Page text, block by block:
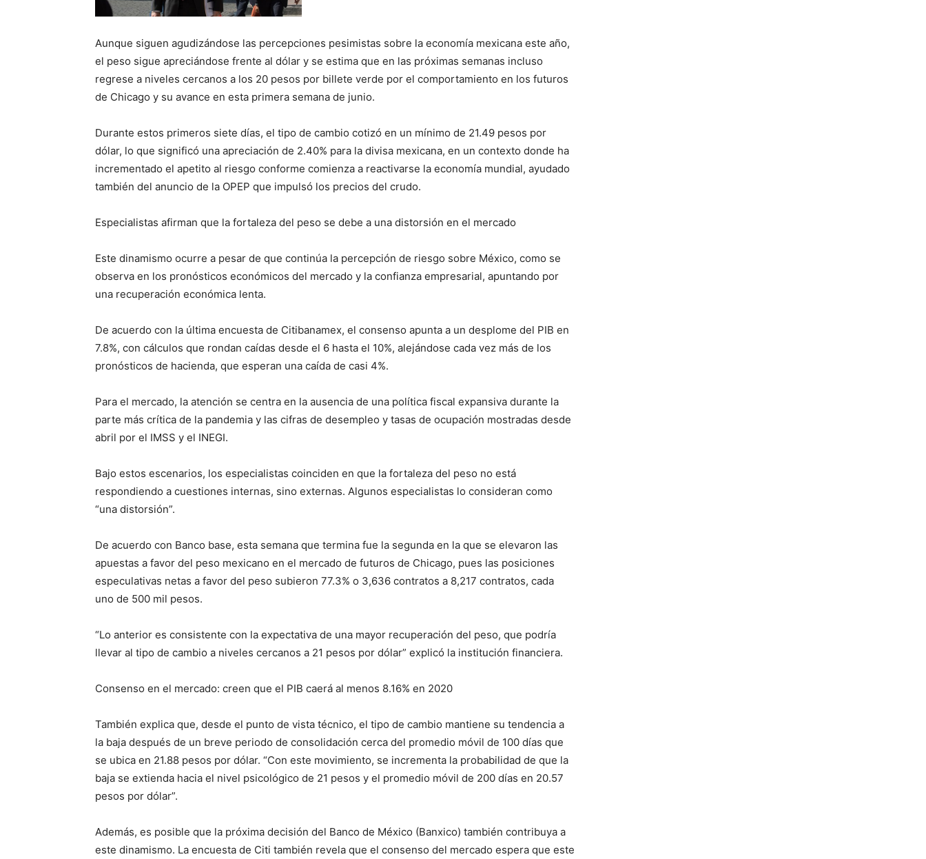
Aunque siguen agudizándose las percepciones pesimistas sobre la economía mexicana este año,
el peso sigue apreciándose frente al dólar y se estima que en las próximas semanas incluso
regrese a niveles cercanos a los 20 pesos por billete verde por el comportamiento en los futuros
de Chicago y su avance en esta primera semana de junio.
Durante estos primeros siete días, el tipo de cambio cotizó en un mínimo de 21.49 pesos por
dólar, lo que significó una apreciación de 2.40% para la divisa mexicana, en un contexto donde ha
incrementado el apetito al riesgo conforme comienza a reactivarse la economía mundial, ayudado
también del anuncio de la OPEP que impulsó los precios del crudo.
Especialistas afirman que la fortaleza del peso se debe a una distorsión en el mercado
Este dinamismo ocurre a pesar de que continúa la percepción de riesgo sobre México, como se
observa en los pronósticos económicos del mercado y la confianza empresarial, apuntando por
una recuperación económica lenta.
De acuerdo con la última encuesta de Citibanamex, el consenso apunta a un desplome del PIB en
7.8%, con cálculos que rondan caídas desde el 6 hasta el 10%, alejándose cada vez más de los
pronósticos de hacienda, que esperan una caída de casi 4%.
Para el mercado, la atención se centra en la ausencia de una política fiscal expansiva durante la
parte más crítica de la pandemia y las cifras de desempleo y tasas de ocupación mostradas desde
abril por el IMSS y el INEGI.
Bajo estos escenarios, los especialistas coinciden en que la fortaleza del peso no está
respondiendo a cuestiones internas, sino externas. Algunos especialistas lo consideran como
“una distorsión”.
De acuerdo con Banco base, esta semana que termina fue la segunda en la que se elevaron las
apuestas a favor del peso mexicano en el mercado de futuros de Chicago, pues las posiciones
especulativas netas a favor del peso subieron 77.3% o 3,636 contratos a 8,217 contratos, cada
uno de 500 mil pesos.
“Lo anterior es consistente con la expectativa de una mayor recuperación del peso, que podría
llevar al tipo de cambio a niveles cercanos a 21 pesos por dólar” explicó la institución financiera.
Consenso en el mercado: creen que el PIB caerá al menos 8.16% en 2020
También explica que, desde el punto de vista técnico, el tipo de cambio mantiene su tendencia a
la baja después de un breve periodo de consolidación cerca del promedio móvil de 100 días que
se ubica en 21.88 pesos por dólar. “Con este movimiento, se incrementa la probabilidad de que la
baja se extienda hacia el nivel psicológico de 21 pesos y el promedio móvil de 200 días en 20.57
pesos por dólar”.
Además, es posible que la próxima decisión del Banco de México (Banxico) también contribuya a
este dinamismo. La encuesta de Citi también revela que el consenso del mercado espera que este